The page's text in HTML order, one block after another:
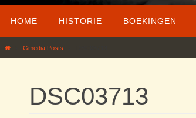
naar
de
HOME HISTORIE BOEKINGEN
HomeGmedia Posts
DSC03713